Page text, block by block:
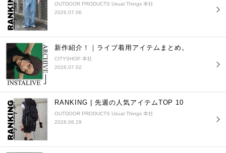
OUTDOOR PRODUCTS Usual Things 本社
2026.07.06
新作紹介！｜ライブ着用アイテムまとめ。
CITYSHOP 本社
2026.07.02
RANKING | 先週の人気アイテムTOP 10
OUTDOOR PRODUCTS Usual Things 本社
2026.06.29